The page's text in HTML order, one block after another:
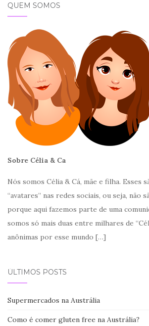
QUEM SOMOS
Sobre Célia & Ca
Nós somos Célia & Cá, mãe e filha. Esses
“avatares” nas redes sociais, ou seja, não
porque aqui fazemos parte de uma
somos só mais duas entre milhares de
anônimas por esse mundo […]
ÚLTIMOS POSTS
Supermercados na Austrália
Como é comer gluten free na Austrália?